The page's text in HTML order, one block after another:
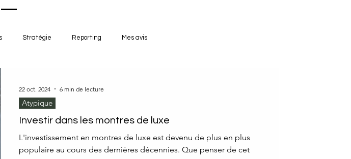
Stratégie Reporting Mes avis
Investir dans les montres de luxe
L'investissement en montres de luxe est devenu de plus en plus
populaire au cours des dernières décennies. Que penser de cet
Atypique
22 oct. 2024 6 min de lecture